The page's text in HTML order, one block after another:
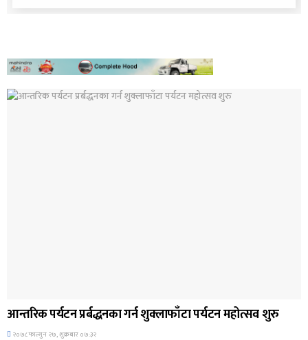
आन्तरिक पर्यटन प्रर्बद्धनका गर्न शुक्लाफाँटा पर्यटन महोत्सव शुरु
२०७८ फाल्गुन २७, शुक्रबार ०७:३२